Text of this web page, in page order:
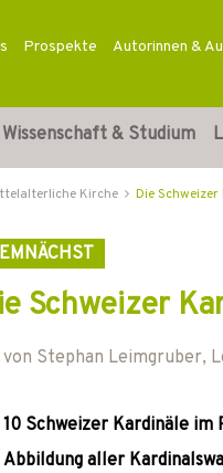
Prospekte Autorinnen &
Wissenschaft & Studium
Kirche Die
Schweizer
von Stephan Leimgruber,
10 Schweizer Kardinäle
Abbildung aller